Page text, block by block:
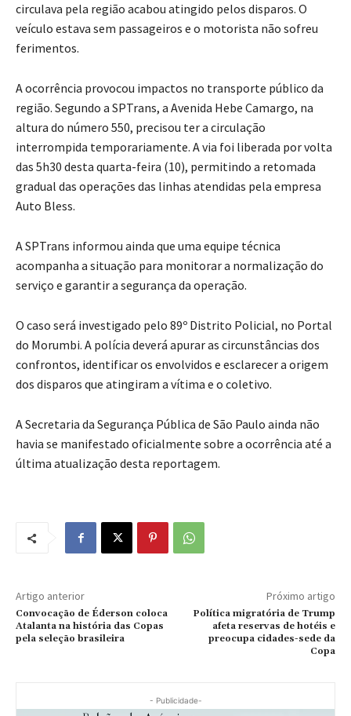
circulava pela região acabou atingido pelos disparos. O
veículo estava sem passageiros e o motorista não sofreu
ferimentos.
A ocorrência provocou impactos no transporte público da
região. Segundo a SPTrans, a Avenida Hebe Camargo, na
altura do número 550, precisou ter a circulação
interrompida temporariamente. A via foi liberada por volta
das 5h30 desta quarta-feira (10), permitindo a retomada
gradual das operações das linhas atendidas pela empresa
Auto Bless.
A SPTrans informou ainda que uma equipe técnica
acompanha a situação para monitorar a normalização do
serviço e garantir a segurança da operação.
O caso será investigado pelo 89º Distrito Policial, no Portal
do Morumbi. A polícia deverá apurar as circunstâncias dos
confrontos, identificar os envolvidos e esclarecer a origem
dos disparos que atingiram a vítima e o coletivo.
A Secretaria da Segurança Pública de São Paulo ainda não
havia se manifestado oficialmente sobre a ocorrência até a
última atualização desta reportagem.
Artigo anterior
Convocação de Éderson coloca
Atalanta na história das Copas
pela seleção brasileira
Próximo artigo
Política migratória de Trump
afeta reservas de hotéis e
preocupa cidades-sede da
Copa
- Publicidade-